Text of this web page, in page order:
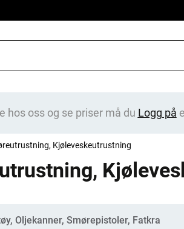
hos oss og se priser må du Logg på
Kjøleveskeutrustning
Oljekanner, Smørepistoler, Fatkra